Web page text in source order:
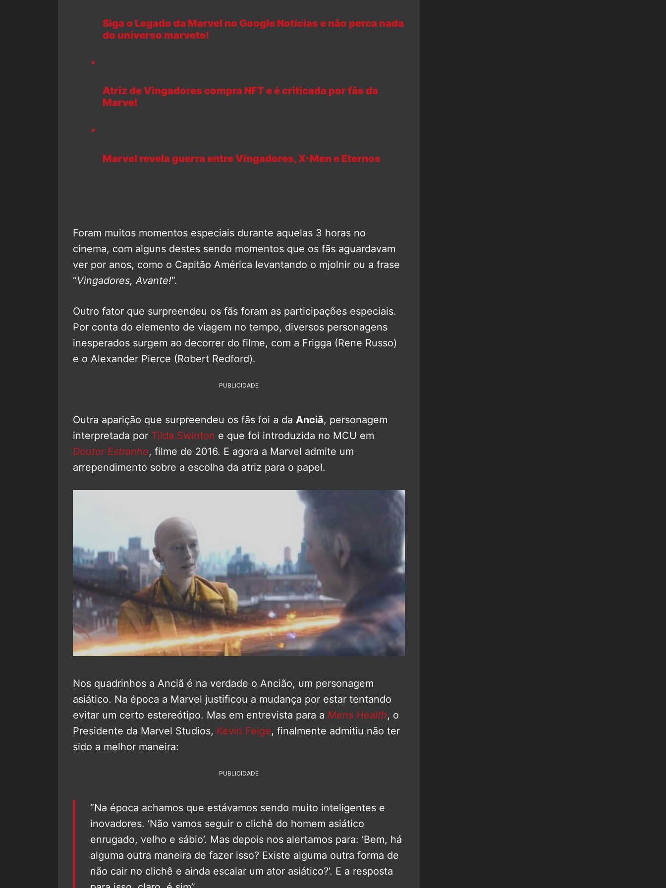
Siga o Legado da Marvel no Google Notícias e não perca nada
do universo marvete!
Atriz de Vingadores compra NFT e é criticada por fãs da
Marvel
Marvel revela guerra entre Vingadores, X-Men e Eternos
Foram muitos momentos especiais durante aquelas 3 horas no
cinema, com alguns destes sendo momentos que os fãs aguardavam
ver por anos, como o Capitão América levantando o mjolnir ou a frase
“Vingadores, Avante!“.
Outro fator que surpreendeu os fãs foram as participações especiais.
Por conta do elemento de viagem no tempo, diversos personagens
inesperados surgem ao decorrer do filme, com a Frigga (Rene Russo)
e o Alexander Pierce (Robert Redford).
PUBLICIDADE
Outra aparição que surpreendeu os fãs foi a da Anciã, personagem
interpretada por Tilda Swinton e que foi introduzida no MCU em
Doutor Estranho, filme de 2016. E agora a Marvel admite um
arrependimento sobre a escolha da atriz para o papel.
Nos quadrinhos a Anciã é na verdade o Ancião, um personagem
asiático. Na época a Marvel justificou a mudança por estar tentando
evitar um certo estereótipo. Mas em entrevista para a Mens Health, o
Presidente da Marvel Studios, Kevin Feige, finalmente admitiu não ter
sido a melhor maneira:
PUBLICIDADE
“Na época achamos que estávamos sendo muito inteligentes e
inovadores. ‘Não vamos seguir o clichê do homem asiático
enrugado, velho e sábio’. Mas depois nos alertamos para: ‘Bem, há
alguma outra maneira de fazer isso? Existe alguma outra forma de
não cair no clichê e ainda escalar um ator asiático?’. E a resposta